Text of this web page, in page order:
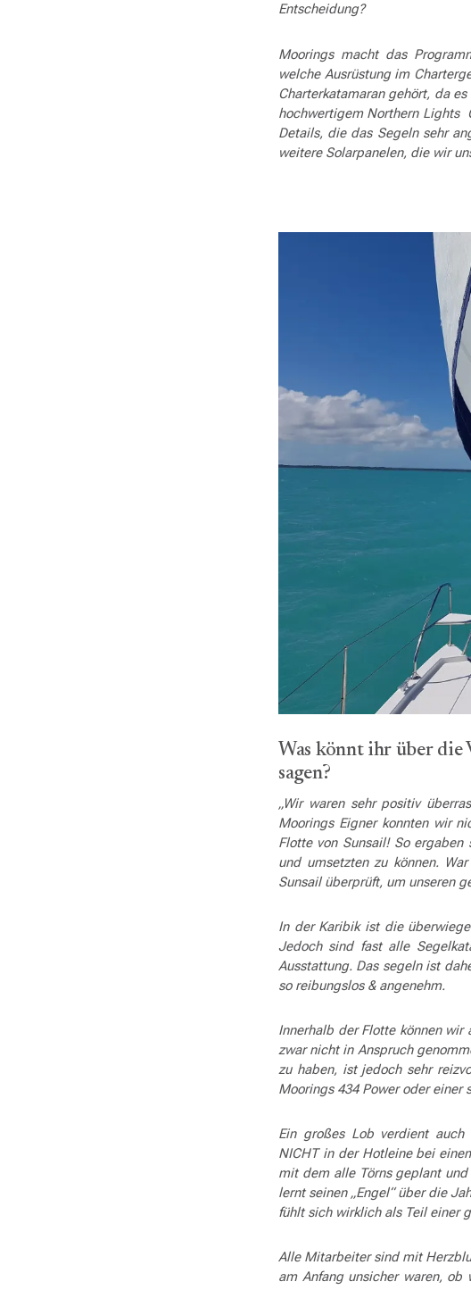
Entscheidung?
Moorings macht das
welche Ausrüstung im
Charterkatamaran gehört, da
hochwertigem Northern Lights
Details, die das Segeln sehr
weitere Solarpanelen, die wir
Was könnt ihr über
sagen?
„Wir waren sehr positiv
Moorings Eigner konnten wir
Flotte von Sunsail! So
und umsetzten zu können.
Sunsail überprüft, um unseren
In der Karibik ist die
Jedoch sind fast alle
Ausstattung. Das segeln ist
so reibungslos & angenehm.
Innerhalb der Flotte können wir
zwar nicht in Anspruch
zu haben, ist jedoch sehr
Moorings 434 Power oder einer
Ein großes Lob verdient auch
NICHT in der Hotleine bei
mit dem alle Törns geplant
lernt seinen „Engel“ über die
fühlt sich wirklich als Teil einer
Alle Mitarbeiter sind mit
am Anfang unsicher waren,